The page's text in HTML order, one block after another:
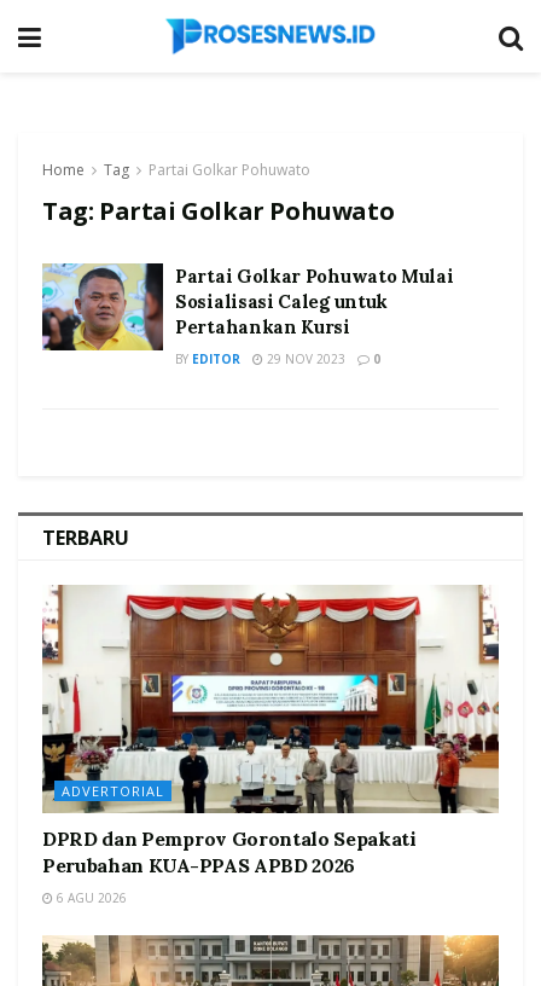
Home Tag Partai Golkar Pohuwato
Tag: Partai Golkar Pohuwato
Partai Golkar Pohuwato Mulai
Sosialisasi Caleg untuk
Pertahankan Kursi
BY EDITOR 29 NOV 2023 0
TERBARU
ADVERTORIAL
DPRD dan Pemprov Gorontalo Sepakati
Perubahan KUA-PPAS APBD 2026
6 AGU 2026